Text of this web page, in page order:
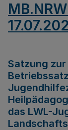
Satzung
das LWL-